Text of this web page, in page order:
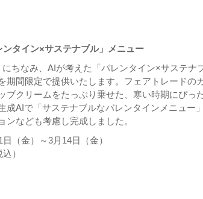
タイン×サステナブル」メニュー
にちなみ、AIが考えた「バレンタイン×サステ
期間限定で提供いたします。フェアトレード
ブクリームをたっぷり乗せた、寒い時期にぴっ
成AIで「サステナブルなバレンタインメニュー
ンなども考慮し完成しました。
（金）～3月14日（金）
）